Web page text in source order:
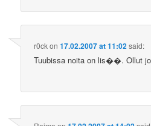
r0ckon17.02.2007 at 11:02said:
Tuubissa noita on lis��. Ollut